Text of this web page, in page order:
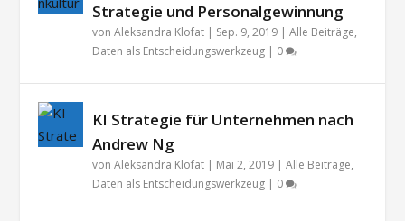
Strategie und Personalgewinnung
vonAleksandra Klofat | Sep. 9, 2019 |Alle Beiträge,
Daten als Entscheidungswerkzeug | 0
KI Strategie für Unternehmen nach
Andrew Ng
vonAleksandra Klofat | Mai 2, 2019 |Alle Beiträge,
Daten als Entscheidungswerkzeug | 0